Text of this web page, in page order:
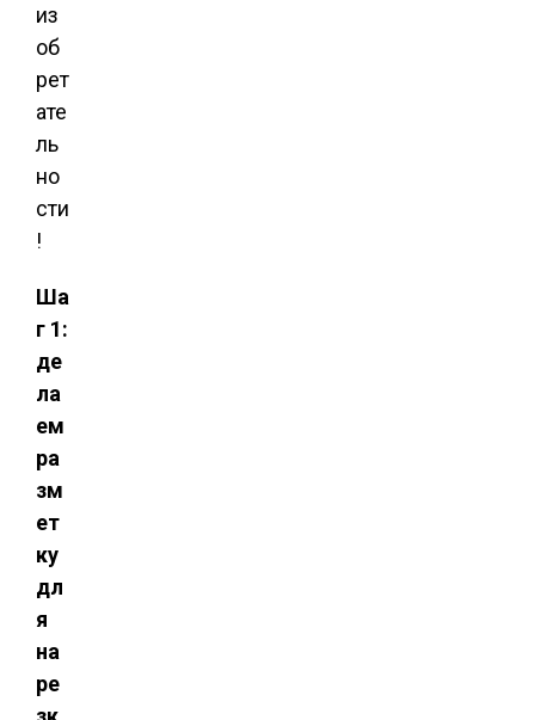
из
об
рет
ате
ль
но
сти
!
Ша
г 1:
де
ла
ем
ра
зм
ет
ку
дл
я
на
ре